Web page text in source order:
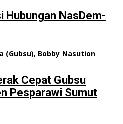
Hubungan NasDem-
Cepat Gubsu
Pesparawi Sumut